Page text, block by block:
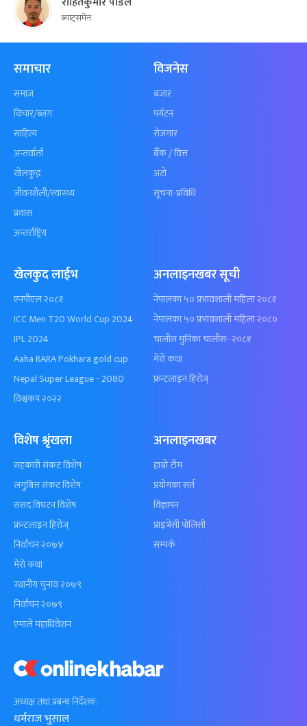
ब्याट्समेन
अध्यक्ष तथा प्रबन्ध निर्देशक:
धर्मराज भुसाल
समाचार
समाज
विचार/ब्लग
साहित्य
अन्तर्वार्ता
खेलकुद़़
जीवनशैली/स्वास्थ्य
प्रवास
अन्तर्राष्ट्रिय
विजनेस
बजार
पर्यटन
रोजगार
बैँक / वित्त
अटो
सूचना-प्रविधि
खेलकुद लाईभ
एनपीएल २०८१
ICC Men T20 World Cup 2024
IPL 2024
Aaha RARA Pokhara gold cup
Nepal Super League - 2080
विश्वकप २०२२
अनलाइनखबर सूची
नेपालका ५० प्रभावशाली महिला २०८१
नेपालका ५० प्रभावशाली महिला २०८०
चालीस मुनिका चालीस- २०८१
मेरो कथा
फ्रन्टलाइन हिरोज्
विशेष श्रृंखला
सहकारी संकट विशेष
लगुबित्त संकट विशेष
संसद विघटन विशेष
फ्रन्टलाइन हिरोज्
निर्वाचन २०७४
मेरो कथा
स्थानीय चुनाव २०७९
निर्वाचन २०७९
एमाले महाधिवेशन
अनलाइनखबर
हाम्रो टीम
प्रयोगका सर्त
विज्ञापन
प्राइभेसी पोलिसी
सम्पर्क